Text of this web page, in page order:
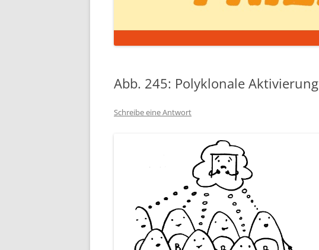
Abb. 245: Polyklonale Aktivierung
Schreibe eine Antwort